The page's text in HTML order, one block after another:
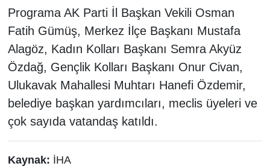
Programa AK Parti İl Başkan Vekili Osman
Fatih Gümüş, Merkez İlçe Başkanı Mustafa
Alagöz, Kadın Kolları Başkanı Semra Akyüz
Özdağ, Gençlik Kolları Başkanı Onur Civan,
Ulukavak Mahallesi Muhtarı Hanefi Özdemir,
belediye başkan yardımcıları, meclis üyeleri ve
çok sayıda vatandaş katıldı.
Kaynak: İHA